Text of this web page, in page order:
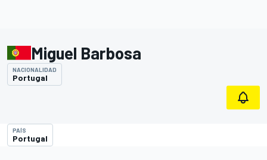
Miguel Barbosa
NACIONALIDAD
Portugal
PAÍS
Portugal